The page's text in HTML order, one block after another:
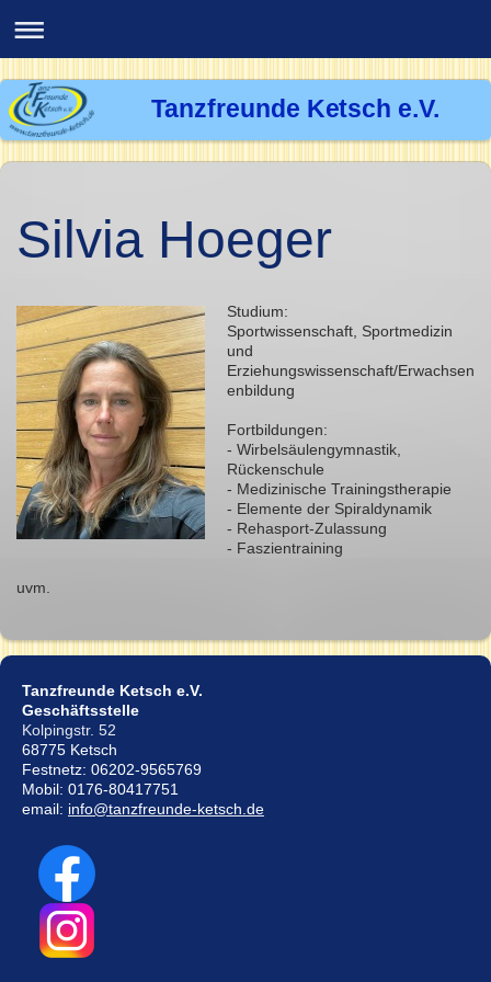
Tanzfreunde Ketsch e.V.
Silvia Hoeger
Studium:
Sportwissenschaft, Sportmedizin
und
Erziehungswissenschaft/Erwachsen
enbildung
Fortbildungen:
- Wirbelsäulengymnastik,
Rückenschule
- Medizinische Trainingstherapie
- Elemente der Spiraldynamik
- Rehasport-Zulassung
- Faszientraining
uvm.
Tanzfreunde Ketsch e.V.
Geschäftsstelle
Kolpingstr. 52
68775 Ketsch
Festnetz: 06202-9565769
Mobil: 0176-80417751
email: info@tanzfreunde-ketsch.de